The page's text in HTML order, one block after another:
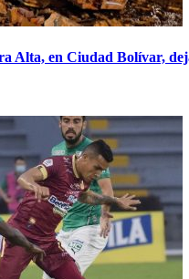
Alta, en Ciudad Bolívar,